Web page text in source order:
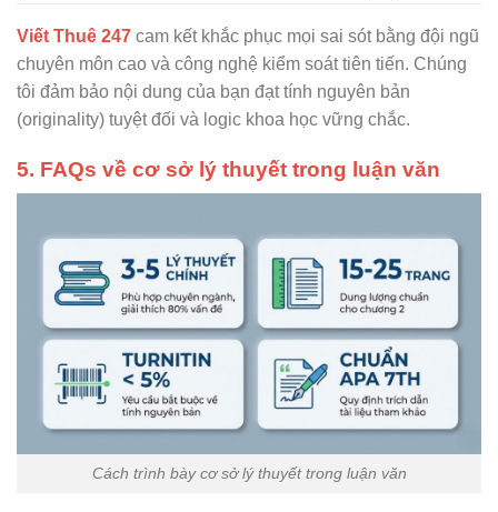
Viết Thuê 247 cam kết khắc phục mọi sai sót bằng đội ngũ
chuyên môn cao và công nghệ kiểm soát tiên tiến. Chúng
tôi đảm bảo nội dung của bạn đạt tính nguyên bản
(originality) tuyệt đối và logic khoa học vững chắc.
5. FAQs về cơ sở lý thuyết trong luận văn
Cách trình bày cơ sở lý thuyết trong luận văn